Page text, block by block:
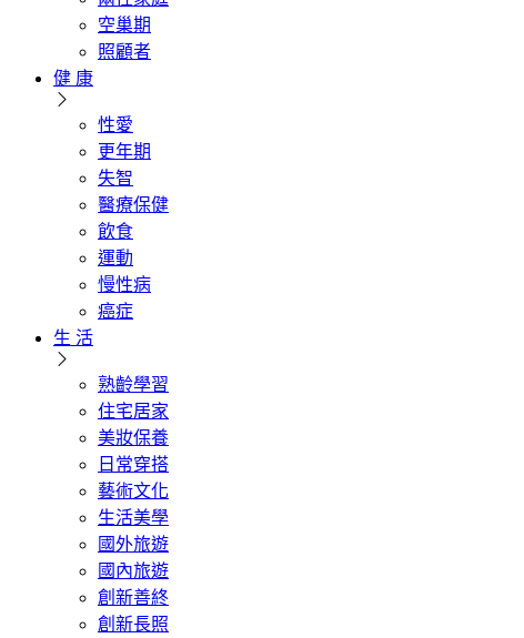
空巢期
照顧者
健 康
性愛
更年期
失智
醫療保健
飲食
運動
慢性病
癌症
生 活
熟齡學習
住宅居家
美妝保養
日常穿搭
藝術文化
生活美學
國外旅遊
國內旅遊
創新善終
創新長照